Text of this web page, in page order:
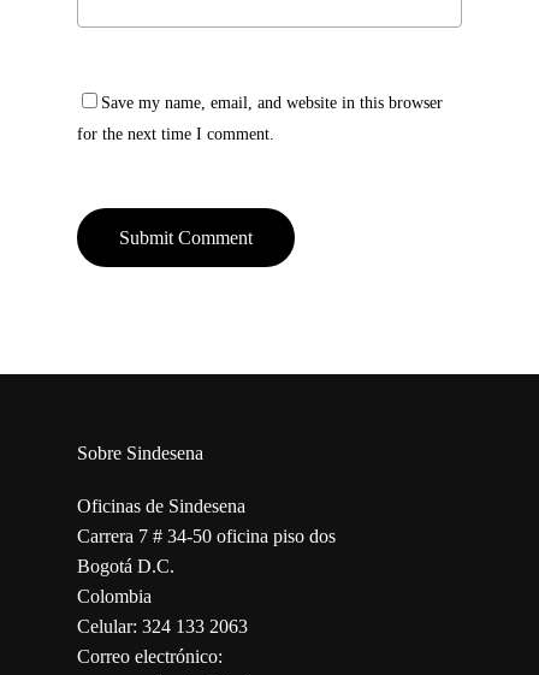
Save my name, email, and website in this browser
for the next time I comment.
Sobre Sindesena
Oficinas de Sindesena
Carrera 7 # 34-50 oficina piso dos
Bogotá D.C.
Colombia
Celular: 324 133 2063
Correo electrónico: